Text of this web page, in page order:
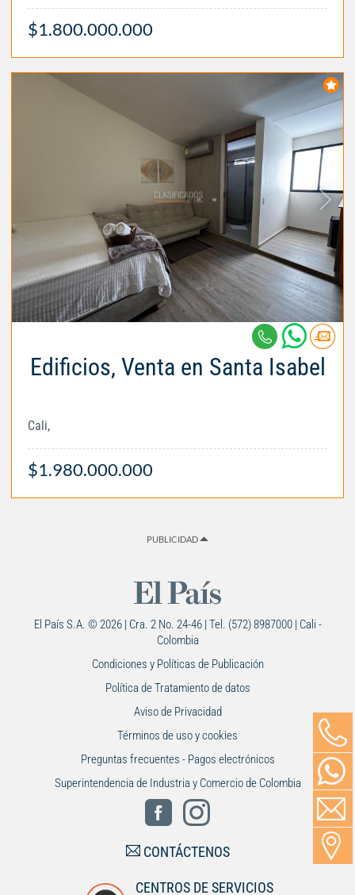
$1.800.000.000
Edificios, Venta en Santa Isabel
Cali,
$1.980.000.000
PUBLICIDAD
El País S.A. © 2026 | Cra. 2 No. 24-46 | Tel. (572) 8987000 | Cali -
Colombia
Condiciones y Políticas de Publicación
Política de Tratamiento de datos
Aviso de Privacidad
Términos de uso y cookies
Preguntas frecuentes - Pagos electrónicos
Superintendencia de Industria y Comercio de Colombia
CONTÁCTENOS
CENTROS DE SERVICIOS